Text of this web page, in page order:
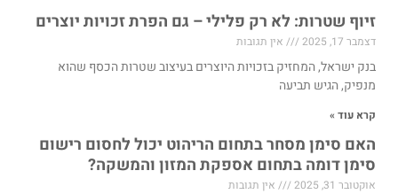
זיוף שטרות: לא רק פלילי – גם הפרת זכויות יוצרים
דצמבר 17, 2025 אין תגובות
בנק ישראל, המחזיק בזכויות היוצרים בעיצוב שטרות הכסף שהוא
מנפיק, הגיש תביעה
קרא עוד »
האם סימן מסחר בתחום הריהוט יכול לחסום רישום
סימן דומה בתחום אספקת המזון והמשקה?
אוקטובר 31, 2025 אין תגובות